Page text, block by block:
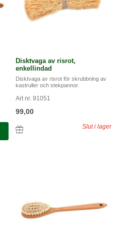
Disktvaga av risrot,
enkellindad
Disktvaga av risrot för skrubbning av
kastruller och stekpannor.
Art nr. 91051
99,00
Slut i lager